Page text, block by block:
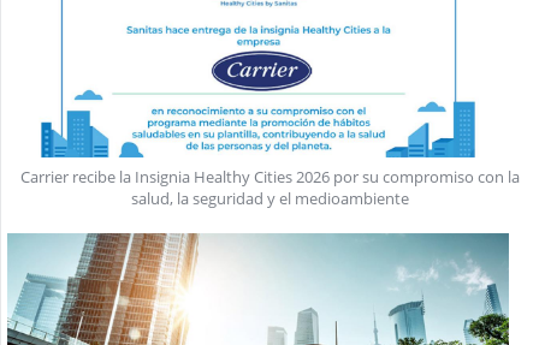
Carrier recibe la Insignia Healthy Cities 2026 por su compromiso con la
salud, la seguridad y el medioambiente